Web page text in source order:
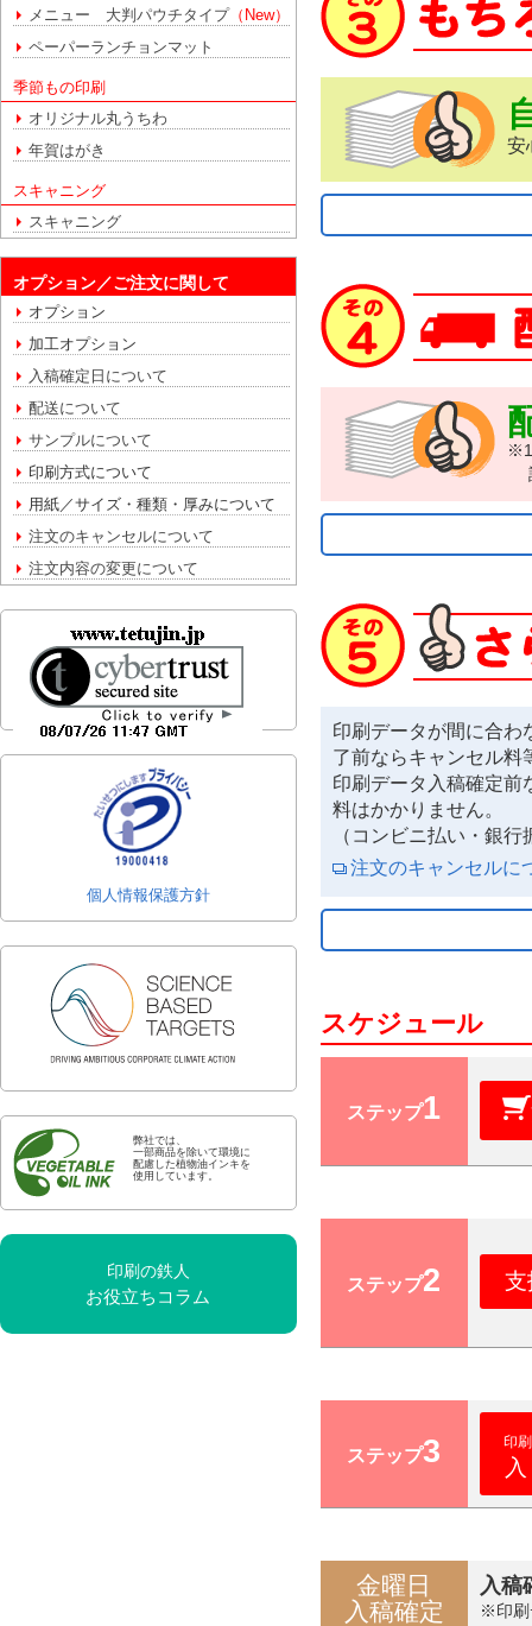
メニュー 大判パウチタイプ（New）
ペーパーランチョンマット
季節もの印刷
オリジナル丸うちわ
年賀はがき
スキャニング
スキャニング
オプション／ご注文に関して
オプション
加工オプション
入稿確定日について
配送について
サンプルについて
印刷方式について
用紙／サイズ・種類・厚みについて
注文のキャンセルについて
注文内容の変更について
個人情報保護方針
弊社では、
一部商品を除いて環境に
配慮した植物油インキを
使用しています。
印刷の鉄人
お役立ちコラム
安
※1
印刷データが間に合わ
了前ならキャンセル料
印刷データ入稿確定前
料はかかりません。
（コンビニ払い・銀
注文のキャンセルに
スケジュール
ステップ1
ステップ2
ステップ3 印
金曜日
入稿確定
入稿
※印刷